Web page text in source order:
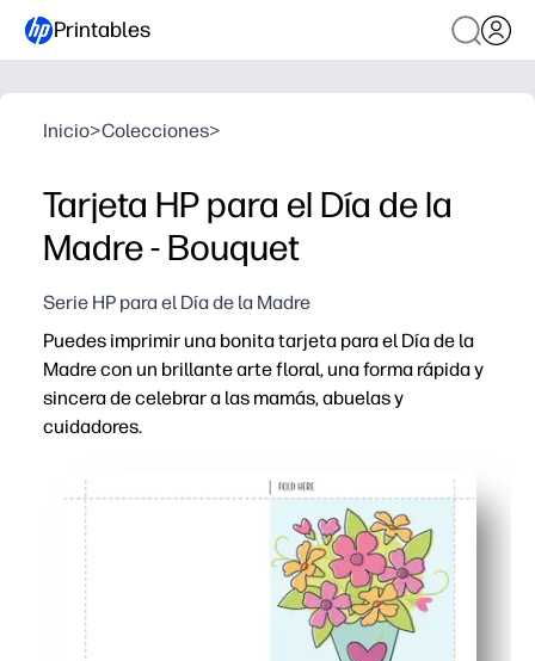
Printables
Inicio>Colecciones>
Tarjeta HP para el Día de la
Madre - Bouquet
Serie HP para el Día de la Madre
Puedes imprimir una bonita tarjeta para el Día de la
Madre con un brillante arte floral, una forma rápida y
sincera de celebrar a las mamás, abuelas y
cuidadores.
Solo tienes que imprimir, doblar y firmar, perfecto para
Sus hijos pueden añadir dibujos o pegatinas en el
El diseño de alta calidad se ve pulido en cualquier
Imprima en papel o cartulina estándar, ideal para